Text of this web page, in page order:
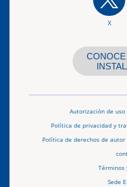
X
Autorización de
Política de privacidad y
Política de derechos de
Términos
Sede